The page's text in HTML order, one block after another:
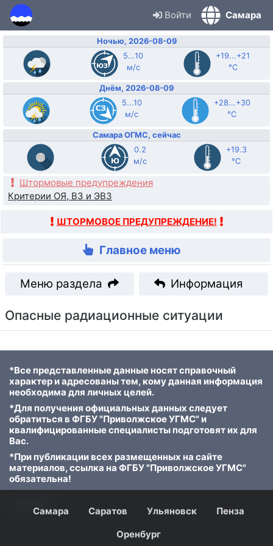
Войти Самара
Ночью, 2026-08-09
5...10
м/с
+19...+21
°C
Днём, 2026-08-09
5...10
м/с
+28...+30
°C
Самара ОГМС, сейчас
0.2
м/с
+19.3
°C
Штормовые предупреждения
Критерии ОЯ, ВЗ и ЭВЗ
ШТОРМОВОЕ ПРЕДУПРЕЖДЕНИЕ!
Главное меню
Меню раздела Информация
Опасные радиационные ситуации
*Все представленные данные носят справочный
характер и адресованы тем, кому данная информация
необходима для личных целей.
*Для получения официальных данных следует
обратиться в ФГБУ "Приволжское УГМС" и
квалифицированные специалисты подготовят их для
Вас.
*При публикации всех размещенных на сайте
материалов, ссылка на ФГБУ "Приволжское УГМС"
обязательна!
© 2023Самара Саратов Ульяновск
Пенза
Оренбург